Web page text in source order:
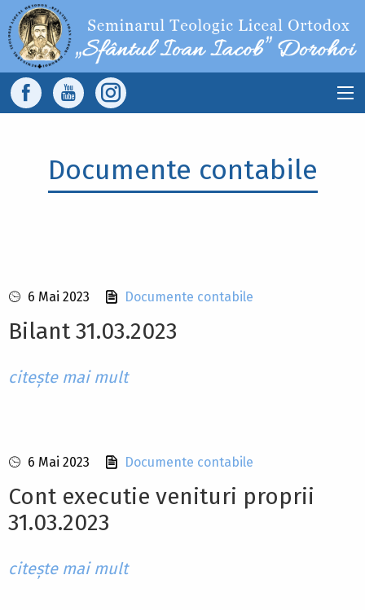
Sari la conținutul principal
Main
Documente contabile
6 Mai 2023 Documente contabile
Bilant 31.03.2023
citește mai mult
6 Mai 2023 Documente contabile
Cont executie venituri proprii
31.03.2023
citește mai mult